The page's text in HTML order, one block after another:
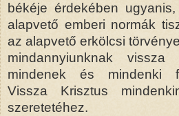
békéje érdekében
alapvető emberi normák
az alapvető erkölcsi
mindannyiunknak
mindenek és mindenki
Vissza Krisztus
szeretetéhez.